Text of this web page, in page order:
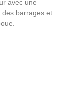
avec une
des barrages et